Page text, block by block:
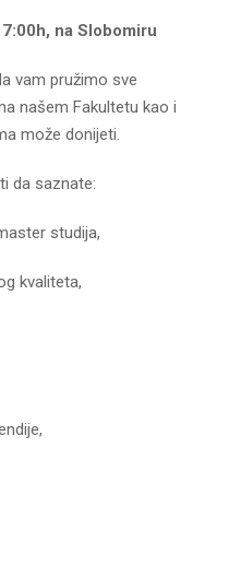
na Slobomiru
vam pružimo sve
našem Fakultetu kao i
može donijeti.
da saznate:
studija,
kvaliteta,